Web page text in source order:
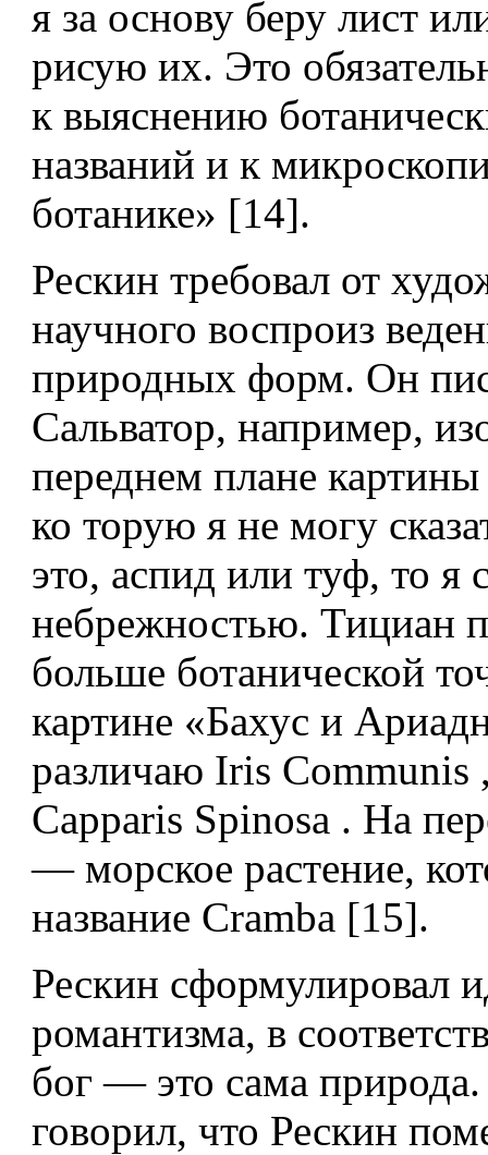
я за основу беру лист
рисую их. Это
к выяснению
названий и к
ботанике» [14].
Рескин требовал от
научного воспроиз­
природных форм. Он
Сальватор, например,
переднем плане
ко­ торую я не могу
это, аспид или туф, то я
небрежностью. Тициан
больше ботанической
картине «Бахус и
различаю Iris Communis
Capparis Spinosa . На
— морское растение,
название Crambа [15].
Рескин сформулировал
романтизма, в
бог — это сама
говорил, что Рескин